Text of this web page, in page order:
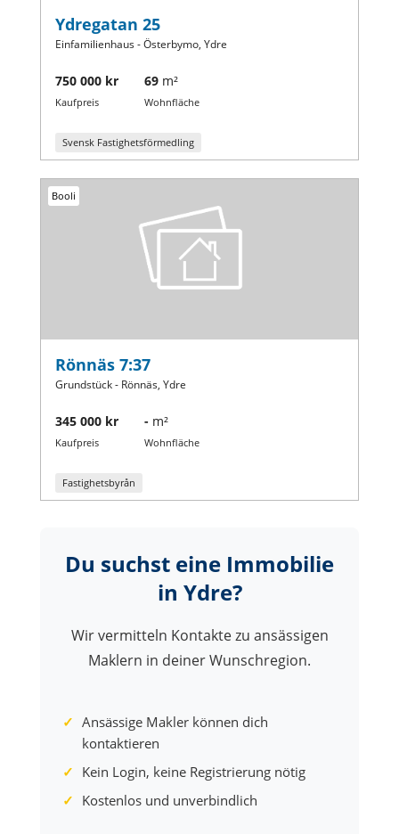
Ydregatan 25
Einfamilienhaus - Österbymo, Ydre
750 000 kr
Kaufpreis
69 m²
Wohnfläche
Svensk Fastighetsförmedling
Booli
Rönnäs 7:37
Grundstück - Rönnäs, Ydre
345 000 kr
Kaufpreis
- m²
Wohnfläche
Fastighetsbyrån
Du suchst eine Immobilie
in Ydre?
Wir vermitteln Kontakte zu ansässigen
Maklern in deiner Wunschregion.
Ansässige Makler können dich
kontaktieren
Kein Login, keine Registrierung nötig
Kostenlos und unverbindlich